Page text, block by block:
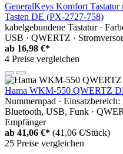
GeneralKeys Komfort
Tasten DE (PX-2727-758)
kabelgebundene Tastatur ·
USB · QWERTZ ·
ab 16,98 €*
4 Preise vergleichen
Hama WKM-550 QWERTZ
Nummernpad ·
Bluetooth, USB, Funk ·
Empfänger
ab 41,06 €* (41,06 €/Stück)
25 Preise vergleichen